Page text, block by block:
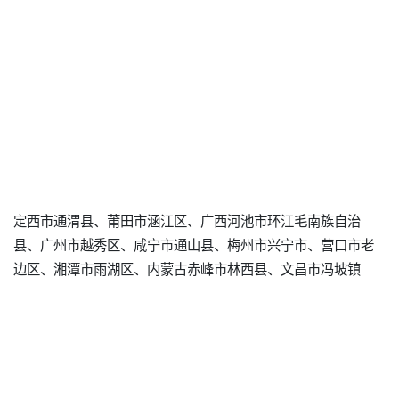
定西市通渭县、莆田市涵江区、广西河池市环江毛南族自治
县、广州市越秀区、咸宁市通山县、梅州市兴宁市、营口市老
边区、湘潭市雨湖区、内蒙古赤峰市林西县、文昌市冯坡镇